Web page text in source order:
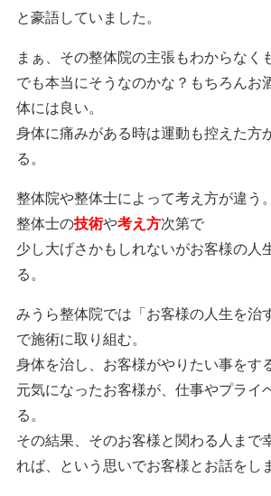
と豪語していました。
まぁ、その整体院の主張もわからなく
でも本当にそうなのかな？もちろんお
体には良い。
身体に痛みがある時は運動も控えた方
る。
整体院や整体士によって考え方が違う。
整体士の技術や考え方次第で
少し大げさかもしれないがお客様の人
る。
みうら整体院では「お客様の人生を治
で施術に取り組む。
身体を治し、お客様がやりたい事をす
元気になったお客様が、仕事やプライ
る。
その結果、そのお客様と関わる人まで
れば、という思いでお客様とお話をし